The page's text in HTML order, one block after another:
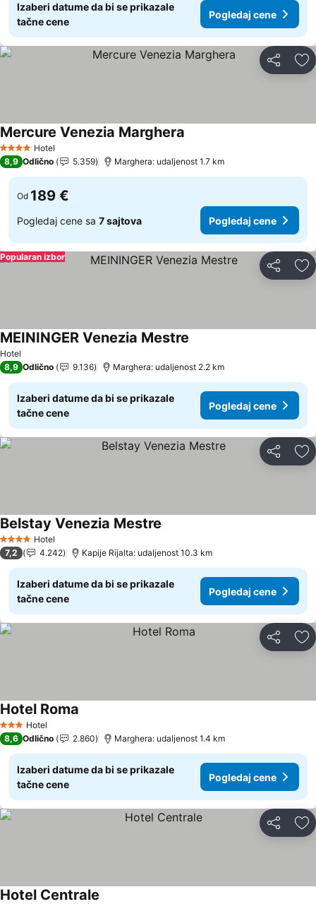
Izaberi datume da bi se prikazale
tačne cene
Pogledaj cene
Deli
4 ZvezdiceHotel
Mercure Venezia Marghera
8,9 Odlično 5.359 Marghera: udaljenost 1.7 km
Od 189 €
Pogledaj cene sa 7 sajtova Pogledaj cene
Deli
Popularan izbor
Hotel
MEININGER Venezia Mestre
8,9 Odlično 9.136 Marghera: udaljenost 2.2 km
Izaberi datume da bi se prikazale
tačne cene
Pogledaj cene
Deli
4 ZvezdiceHotel
Belstay Venezia Mestre
7,2 4.242 Kapije Rijalta: udaljenost 10.3 km
Izaberi datume da bi se prikazale
tačne cene
Pogledaj cene
Deli
3 Zvezdice
Hotel
Hotel Roma
8,6 Odlično 2.860 Marghera: udaljenost 1.4 km
Izaberi datume da bi se prikazale
tačne cene
Pogledaj cene
Deli
Hotel Centrale